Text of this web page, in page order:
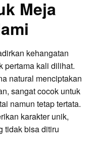
Meja
kehangatan
pertama kali dilihat.
natural menciptakan
sangat cocok untuk
namun tetap tertata.
karakter unik,
tidak bisa ditiru